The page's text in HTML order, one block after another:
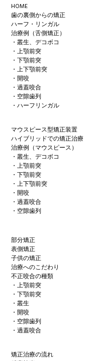
Footer
HOME
歯の裏側からの矯正
ハーフ・リンガル
治療例（舌側矯正）
・叢生、デコボコ
・上顎前突
・下顎前突
・上下顎前突
・開咬
・過蓋咬合
・空隙歯列
・ハーフリンガル
マウスピース型矯正装置
ハイブリッドでの矯正治療
治療例（マウスピース）
・叢生、デコボコ
・上顎前突
・下顎前突
・上下顎前突
・開咬
・過蓋咬合
・空隙歯列
部分矯正
表側矯正
子供の矯正
治療へのこだわり
不正咬合の種類
・上顎前突
・下顎前突
・叢生
・開咬
・空隙歯列
・過蓋咬合
矯正治療の流れ